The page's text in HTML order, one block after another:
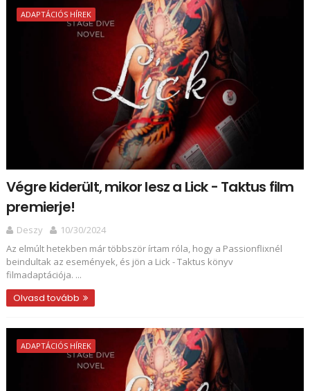
ADAPTÁCIÓS HÍREK
Végre kiderült, mikor lesz a Lick - Taktus film
premierje!
Deszy
10/30/2024
Az elmúlt hetekben már többször írtam róla, hogy a Passionflixnél
beindultak az események, és jön a Lick - Taktus könyv
filmadaptációja. ...
Olvasd tovább
ADAPTÁCIÓS HÍREK